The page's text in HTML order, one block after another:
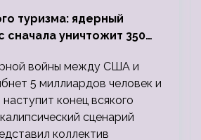
туризма: ядерный
сначала уничтожит 350
войны между США и
5 миллиардов человек и
конец всякого
сценарий
коллектив